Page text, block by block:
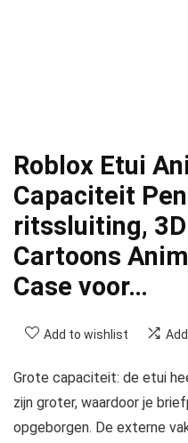
Roblox Etui
Capaciteit
ritssluiting,
Cartoons
Case voor…
Add to wishlist
Grote capaciteit: de etui
zijn groter, waardoor je
opgeborgen. De externe